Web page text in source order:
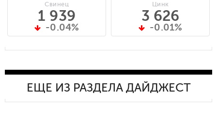
Свинец
1 939
-0.04%
Цинк
3 626
-0.01%
ЕЩЕ ИЗ РАЗДЕЛА ДАЙДЖЕСТ